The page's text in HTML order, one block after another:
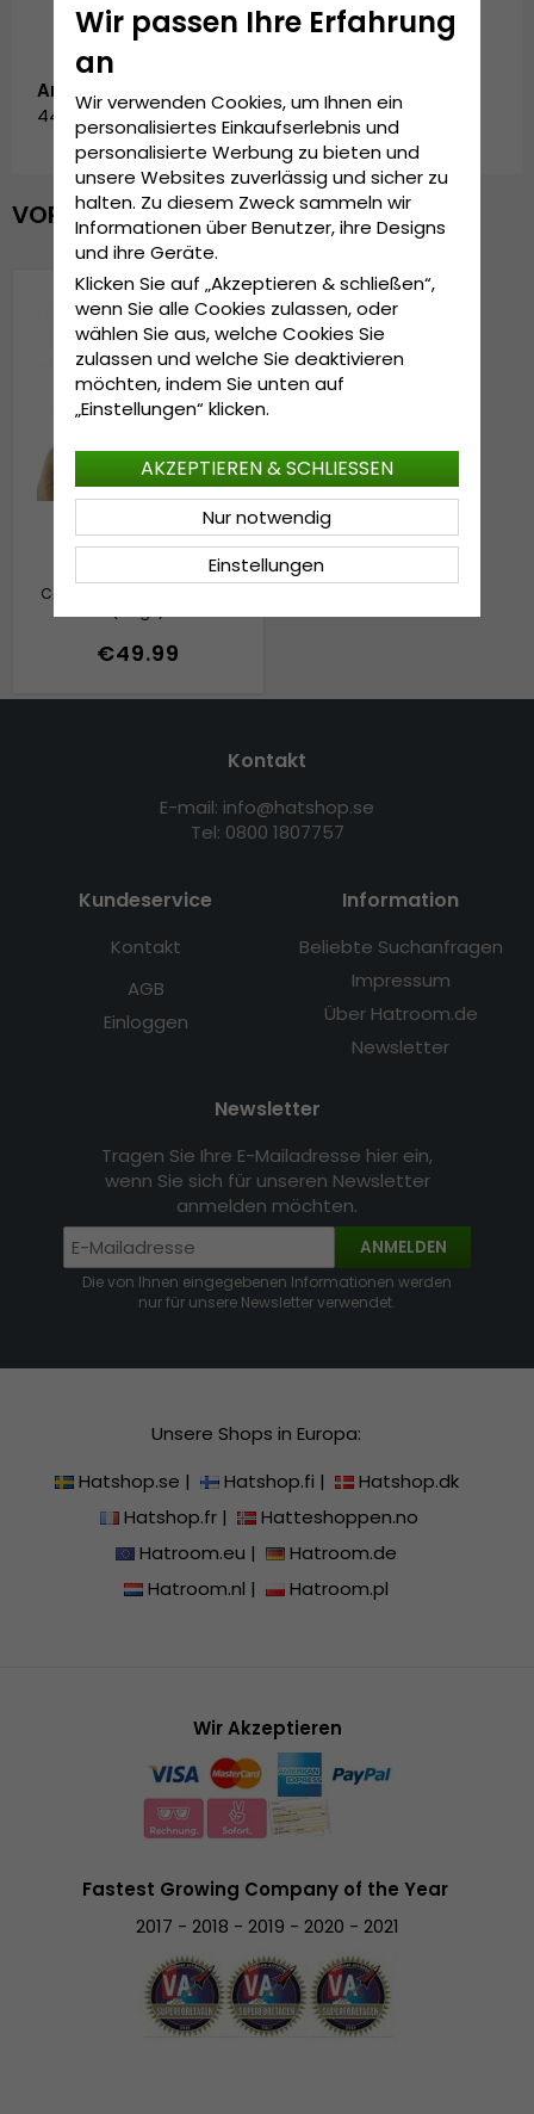
Artikelnummer:
4408332.beige
VOR KURZEM ANGESEHEN
Mützen - Gårda Villars
Cable Knit Wool Mix Beanie
€49.99
Kontakt
E-mail: info@hatshop.se
Tel: 0800 1807757
Kundeservice
Kontakt
AGB
Einloggen
Information
Beliebte Suchanfragen
Impressum
Über Hatroom.de
Newsletter
Newsletter
Tragen Sie Ihre E-Mailadresse hier ein,
wenn Sie sich für unseren Newsletter
anmelden möchten.
ANMELDEN
Die von Ihnen eingegebenen Informationen werden
nur für unsere Newsletter verwendet.
Unsere Shops in Europa:
Hatshop.se | Hatshop.fi |
Hatshop.dk
Hatshop.fr|
Hatteshoppen.no
Hatroom.eu |
Hatroom.de
Hatroom.nl | Hatroom.pl
Wir Akzeptieren
Fastest Growing Company of the Year
2017 - 2018 - 2019 - 2020 - 2021
Wir passen Ihre Erfahrung
an
Wir verwenden Cookies, um Ihnen ein
personalisiertes Einkaufserlebnis und
personalisierte Werbung zu bieten und
unsere Websites zuverlässig und sicher zu
halten. Zu diesem Zweck sammeln wir
Informationen über Benutzer, ihre Designs
und ihre Geräte.
Klicken Sie auf „Akzeptieren & schließen“,
wenn Sie alle Cookies zulassen, oder
wählen Sie aus, welche Cookies Sie
zulassen und welche Sie deaktivieren
möchten, indem Sie unten auf
„Einstellungen“ klicken.
Einstellungen
Nur notwendig
AKZEPTIEREN & SCHLIESSEN